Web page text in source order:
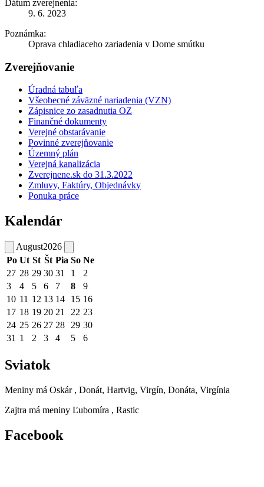
Dátum zverejnenia:
9. 6. 2023
Poznámka:
Oprava chladiaceho zariadenia v Dome smútku
Zverejňovanie
Úradná tabuľa
Všeobecné záväzné nariadenia (VZN)
Zápisnice zo zasadnutia OZ
Finančné dokumenty
Verejné obstarávanie
Povinné zverejňovanie
Územný plán
Verejná kanalizácia
Zverejnene.sk do 31.3.2022
Zmluvy, Faktúry, Objednávky
Ponuka práce
Kalendár
August2026
Po Ut St Št Pia So Ne
27 28 29 30 31 1
2
3
4 5 6 7 8
9
10 11 12 13 14 15 16
17 18 19 20 21 22 23
24 25 26 27 28 29 30
31 1 2 3 4 5 6
Sviatok
Meniny má Oskár , Donát, Hartvig, Virgín, Donáta, Virgínia
Zajtra má meniny Ľubomíra , Rastic
Facebook